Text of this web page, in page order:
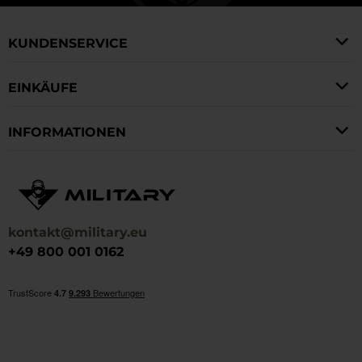
Reparaturen im Gelände kein Problem.
kontakt@military.eu
+49 800 001 0162
KUNDENSERVICE
EINKÄUFE
INFORMATIONEN